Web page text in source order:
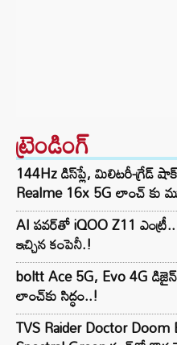
ట్రెండింగ్‌
144Hz డిస్‌ప్లే, మిలిటరీ-గ్రేడ్
Realme 16x 5G లాంచ్ కు
AI పవర్‌తో iQOO Z11 ఎంట్రీ..
ఇచ్చిన కంపెనీ.!
boltt Ace 5G, Evo 4G
లాంచ్‌కు సిద్ధం..!
TVS Raider Doctor